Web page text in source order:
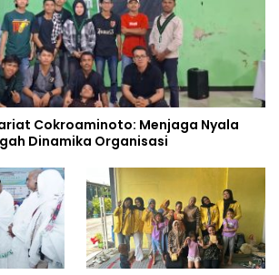
Cokroaminoto: Menjaga Nyala
Dinamika Organisasi